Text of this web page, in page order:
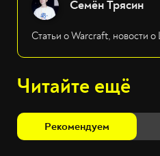
Семён Трясин
Статьи о Warcraft, новости
Читайте ещё
Рекомендуем